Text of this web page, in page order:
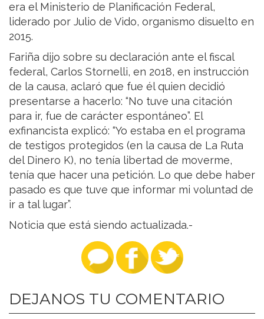
era el Ministerio de Planificación Federal,
liderado por Julio de Vido, organismo disuelto en
2015.
Fariña dijo sobre su declaración ante el fiscal
federal, Carlos Stornelli, en 2018, en instrucción
de la causa, aclaró que fue él quien decidió
presentarse a hacerlo: “No tuve una citación
para ir, fue de carácter espontáneo”. El
exfinancista explicó: “Yo estaba en el programa
de testigos protegidos (en la causa de La Ruta
del Dinero K), no tenía libertad de moverme,
tenía que hacer una petición. Lo que debe haber
pasado es que tuve que informar mi voluntad de
ir a tal lugar”.
Noticia que está siendo actualizada.-
DEJANOS TU COMENTARIO